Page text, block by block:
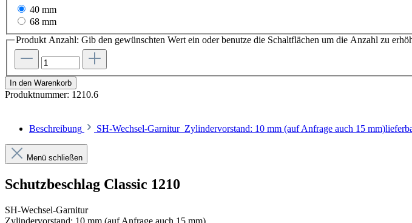
40 mm
68 mm
Produkt Anzahl: Gib den gewünschten Wert ein oder benutze die Schaltflächen um die Anzahl zu
In den Warenkorb
Produktnummer: 1210.6
Beschreibung SH-Wechsel-Garnitur Zylindervorstand: 10 mm (auf Anfrage auch 15
Menü schließen
Schutzbeschlag Classic 1210
SH-Wechsel-Garnitur
Zylindervorstand: 10 mm (auf Anfrage auch 15 mm)